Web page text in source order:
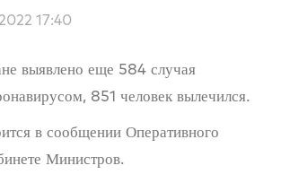
17:40
выявлено еще 584 случая
851 человек вылечился.
в сообщении Оперативного
Министров.